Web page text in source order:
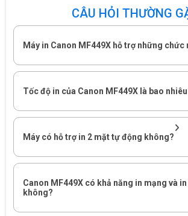
CÂU HỎI THƯỜNG
Máy in Canon MF449X hỗ trợ những chức
Tốc độ in của Canon MF449X là bao
Máy có hỗ trợ in 2 mặt tự động không?
Canon MF449X có khả năng in mạng và
không?